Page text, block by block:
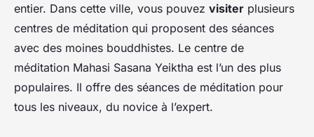
entier. Dans cette ville, vous pouvez visiter plusieurs
centres de méditation qui proposent des séances
avec des moines bouddhistes. Le centre de
méditation Mahasi Sasana Yeiktha est l’un des plus
populaires. Il offre des séances de méditation pour
tous les niveaux, du novice à l’expert.